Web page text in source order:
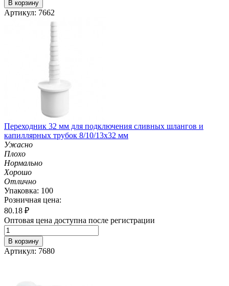
В корзину
Артикул: 7662
Переходник 32 мм для подключения сливных шлангов и
капиллярных трубок 8/10/13х32 мм
Ужасно
Плохо
Нормально
Хорошо
Отлично
Упаковка: 100
Розничная цена:
80.18 ₽
Оптовая цена доступна после регистрации
В корзину
Артикул: 7680